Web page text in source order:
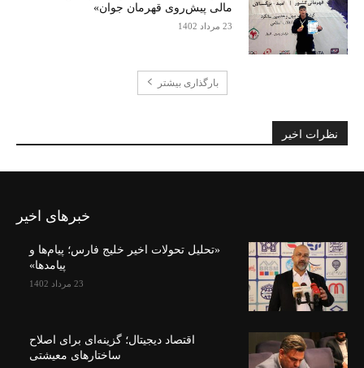
مالی پیش‌روی قهرمان جوان»
23 مرداد 1402
بارگذاری بیشتر
نظرات اخیر
خبرهای اخیر
«تحلیل تحولات اخیر خلیج فارس؛ پیام‌ها و
پیامدها»
23 مرداد 1402
اقتصاد دیجیتال؛ گزینه‌ای برای اصلاح
ساختارهای معیشتی